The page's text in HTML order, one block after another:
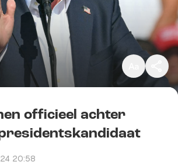
Klein
Standaard
Kopieer link
officieel achter
20:58